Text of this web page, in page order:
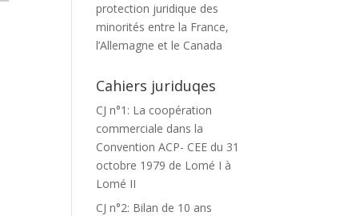
protection juridique des
minorités entre la France,
l’Allemagne et le Canada
Cahiers juriduqes
CJ n°1: La coopération
commerciale dans la
Convention ACP- CEE du 31
octobre 1979 de Lomé I à
Lomé II
CJ n°2: Bilan de 10 ans